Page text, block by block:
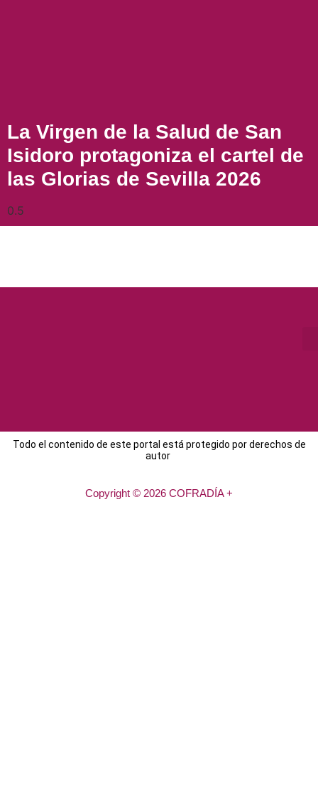
La Virgen de la Salud de San
Isidoro protagoniza el cartel de
las Glorias de Sevilla 2026
Todo el contenido de este portal está protegido por derechos de
autor
Copyright © 2026 COFRADÍA +